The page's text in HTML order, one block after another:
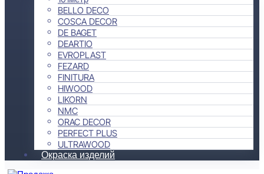
BELLO DECO
COSCA DECOR
DE BAGET
DEARTIO
EVROPLAST
FEZARD
FINITURA
HIWOOD
LIKORN
NMC
ORAC DECOR
PERFECT PLUS
ULTRAWOOD
Окраска изделий